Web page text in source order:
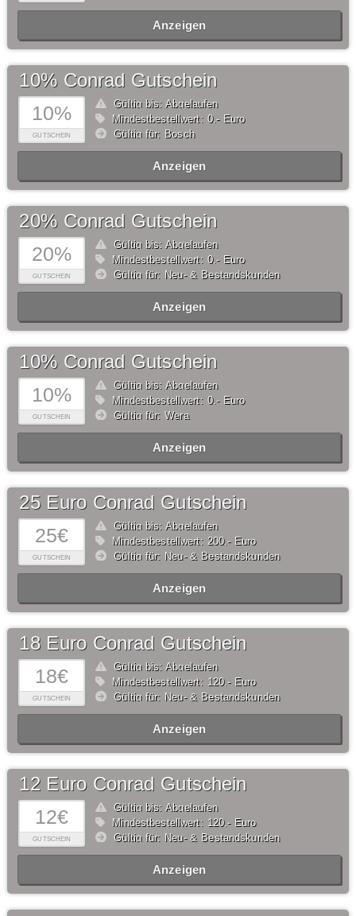
Anzeigen
10%
GUTSCHEIN
10% Conrad Gutschein
Gültig bis: Abgelaufen
Mindestbestellwert: 0,- Euro
Gültig für: Bosch
Anzeigen
20%
GUTSCHEIN
20% Conrad Gutschein
Gültig bis: Abgelaufen
Mindestbestellwert: 0,- Euro
Gültig für: Neu- & Bestandskunden
Anzeigen
10%
GUTSCHEIN
10% Conrad Gutschein
Gültig bis: Abgelaufen
Mindestbestellwert: 0,- Euro
Gültig für: Wera
Anzeigen
25€
GUTSCHEIN
25 Euro Conrad Gutschein
Gültig bis: Abgelaufen
Mindestbestellwert: 200,- Euro
Gültig für: Neu- & Bestandskunden
Anzeigen
18€
GUTSCHEIN
18 Euro Conrad Gutschein
Gültig bis: Abgelaufen
Mindestbestellwert: 120,- Euro
Gültig für: Neu- & Bestandskunden
Anzeigen
12€
GUTSCHEIN
12 Euro Conrad Gutschein
Gültig bis: Abgelaufen
Mindestbestellwert: 120,- Euro
Gültig für: Neu- & Bestandskunden
Anzeigen